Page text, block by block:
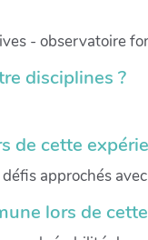
- observatoire
disciplines ?
de cette
approchés
lors de